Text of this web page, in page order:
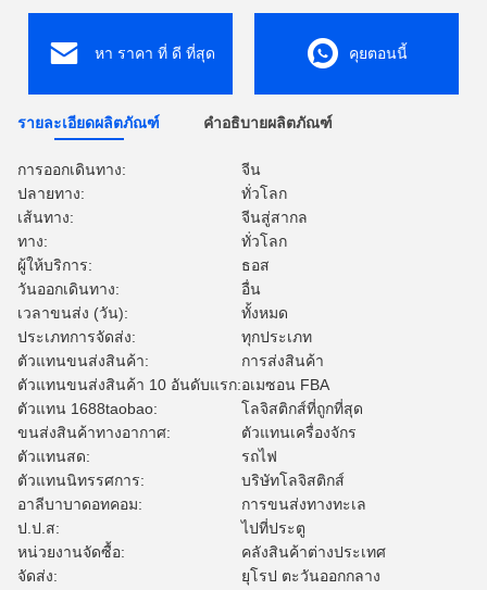
หา ราคา ที่ ดี ที่สุด คุยตอนนี้
รายละเอียดผลิตภัณฑ์ คำอธิบายผลิตภัณฑ์
การออกเดินทาง:
จีน
ปลายทาง:
ทั่วโลก
เส้นทาง:
จีนสู่สากล
ทาง:
ทั่วโลก
ผู้ให้บริการ:
ธอส
วันออกเดินทาง:
อื่น
เวลาขนส่ง (วัน):
ทั้งหมด
ประเภทการจัดส่ง:
ทุกประเภท
ตัวแทนขนส่งสินค้า:
การส่งสินค้า
ตัวแทนขนส่งสินค้า 10 อันดับแรก:อเมซอน FBA
ตัวแทน 1688taobao:
โลจิสติกส์ที่ถูกที่สุด
ขนส่งสินค้าทางอากาศ:
ตัวแทนเครื่องจักร
ตัวแทนสด:
รถไฟ
ตัวแทนนิทรรศการ:
บริษัทโลจิสติกส์
อาลีบาบาดอทคอม:
การขนส่งทางทะเล
ป.ป.ส:
ไปที่ประตู
หน่วยงานจัดซื้อ:
คลังสินค้าต่างประเทศ
จัดส่ง:
ยุโรป ตะวันออกกลาง